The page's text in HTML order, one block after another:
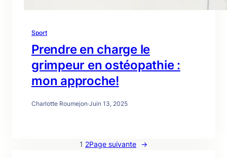
Sport
Prendre en charge le
grimpeur en ostéopathie :
mon approche!
Charlotte Roumejon·Juin 13, 2025
1 2Page suivante →